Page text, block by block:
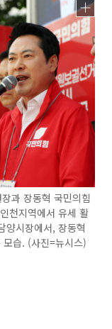
과 장동혁 국민의힘
천지역에서 유세 활
양시장에서, 장동혁
습. (사진=뉴시스)